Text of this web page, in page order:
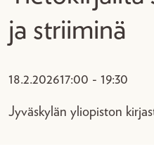
ja striiminä
18.2.202617:00 - 19:30
Jyväskylän yliopiston